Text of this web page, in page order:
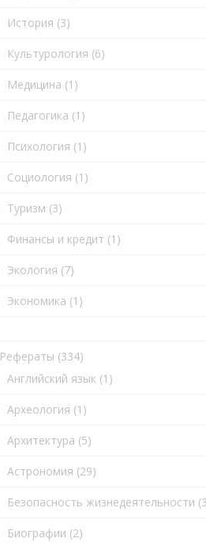
История (3)
Культурология (6)
Медицина (1)
Педагогика (1)
Психология (1)
Социология (1)
Туризм (3)
Финансы и кредит (1)
Экология (7)
Экономика (1)
Рефераты (334)
Английский язык (1)
Археология (1)
Архитектура (5)
Астрономия (29)
Безопасность жизнедеятельности
Биографии (2)